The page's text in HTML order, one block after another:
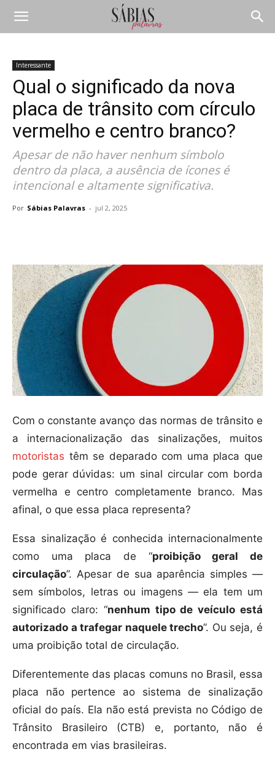
Interessante
Qual o significado da nova
placa de trânsito com círculo
vermelho e centro branco?
Apesar de não haver nenhum símbolo
dentro da placa, a ausência de ícones é
intencional e altamente significativa.
Por Sábias Palavras - jul 2, 2025
Com o constante avanço das normas de trânsito e
a internacionalização das sinalizações, muitos
motoristas têm se deparado com uma placa que
pode gerar dúvidas: um sinal circular com borda
vermelha e centro completamente branco. Mas
afinal, o que essa placa representa?
Essa sinalização é conhecida internacionalmente
como uma placa de “proibição geral de
circulação”. Apesar de sua aparência simples —
sem símbolos, letras ou imagens — ela tem um
significado claro: “nenhum tipo de veículo está
autorizado a trafegar naquele trecho”. Ou seja, é
uma proibição total de circulação.
Diferentemente das placas comuns no Brasil, essa
placa não pertence ao sistema de sinalização
oficial do país. Ela não está prevista no Código de
Trânsito Brasileiro (CTB) e, portanto, não é
encontrada em vias brasileiras.